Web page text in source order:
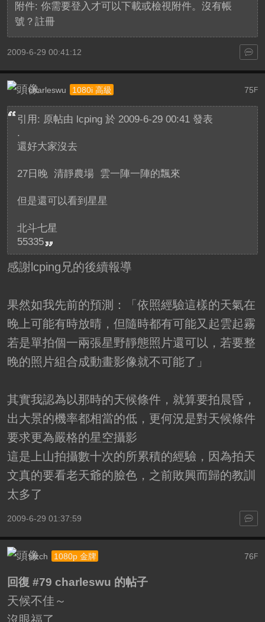
附件: 你需要登入才可以下載或檢視附件。沒有帳
號？ 註冊
2009-6-29 00:41:12
75F
charleswu 1080i 高級
引用: 原帖由 lcping於 2009-6-29 00:41 發表
.
還好大家沒去
27日晚 清靜農場 雲一陣一陣的飄來
但是還可以看到星星
北斗七星
55335
感謝lcping兄的後續報導
果然如我先前的預測：「依照經驗這樣的天氣在
晚上可能有時放晴，但隨時都有可能又起雲起霧
若是單拍個一兩張星野靜態照片還可以，若要整
晚的照片組合成動畫影像就不可能了」
其實我認為以那時的天候條件，就算要拍晨昏，
出大景的機率都相當的低，更何況是對天候條件
要求更為嚴格的星空攝影
這是上山拍攝數十次的所累積的經驗，因為拍天
文真的要看老天爺的臉色，之前敗興而歸的教訓
太多了
2009-6-29 01:37:59
76F
sfzch 1080p 金牌
回復 #79 charleswu 的帖子
天候不佳～